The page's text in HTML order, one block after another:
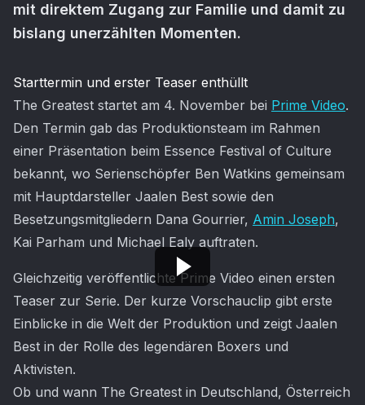
mit direktem Zugang zur Familie und damit zu
bislang unerzählten Momenten.
Artikel-Inhalt
Starttermin und erster Teaser enthüllt
The Greatest startet am 4. November bei Prime Video.
Den Termin gab das Produktionsteam im Rahmen
einer Präsentation beim Essence Festival of Culture
bekannt, wo Serienschöpfer Ben Watkins gemeinsam
mit Hauptdarsteller Jaalen Best sowie den
Besetzungsmitgliedern Dana Gourrier, Amin Joseph,
Kai Parham und Michael Ealy auftraten.
Gleichzeitig veröffentlichte Prime Video einen ersten
Teaser zur Serie. Der kurze Vorschauclip gibt erste
Einblicke in die Welt der Produktion und zeigt Jaalen
Best in der Rolle des legendären Boxers und
Aktivisten.
Ob und wann The Greatest in Deutschland, Österreich